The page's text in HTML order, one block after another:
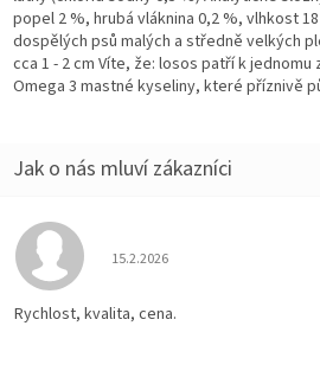
popel 2 %, hrubá vláknina 0,2 %, vlhkost
dospělých psů malých a středně velkých
cca 1 - 2 cm Víte, že: losos patří k
Omega 3 mastné kyseliny, které příznivě
Hodnocení obchodu je 5 z 5
15.2.2026
Rychlost, kvalita, cena.